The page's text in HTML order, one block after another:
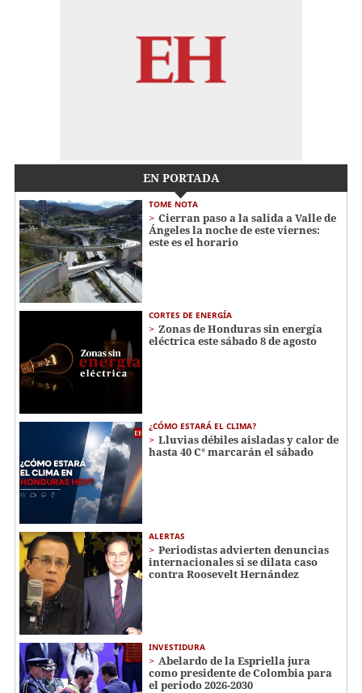
EN PORTADA
TOME NOTA
Cierran paso a la salida a Valle de
Ángeles la noche de este viernes:
este es el horario
CORTES DE ENERGÍA
Zonas de Honduras sin energía
eléctrica este sábado 8 de agosto
¿CÓMO ESTARÁ EL CLIMA?
Lluvias débiles aisladas y calor de
hasta 40 C° marcarán el sábado
ALERTAS
Periodistas advierten denuncias
internacionales si se dilata caso
contra Roosevelt Hernández
INVESTIDURA
Abelardo de la Espriella jura
como presidente de Colombia para
el periodo 2026-2030